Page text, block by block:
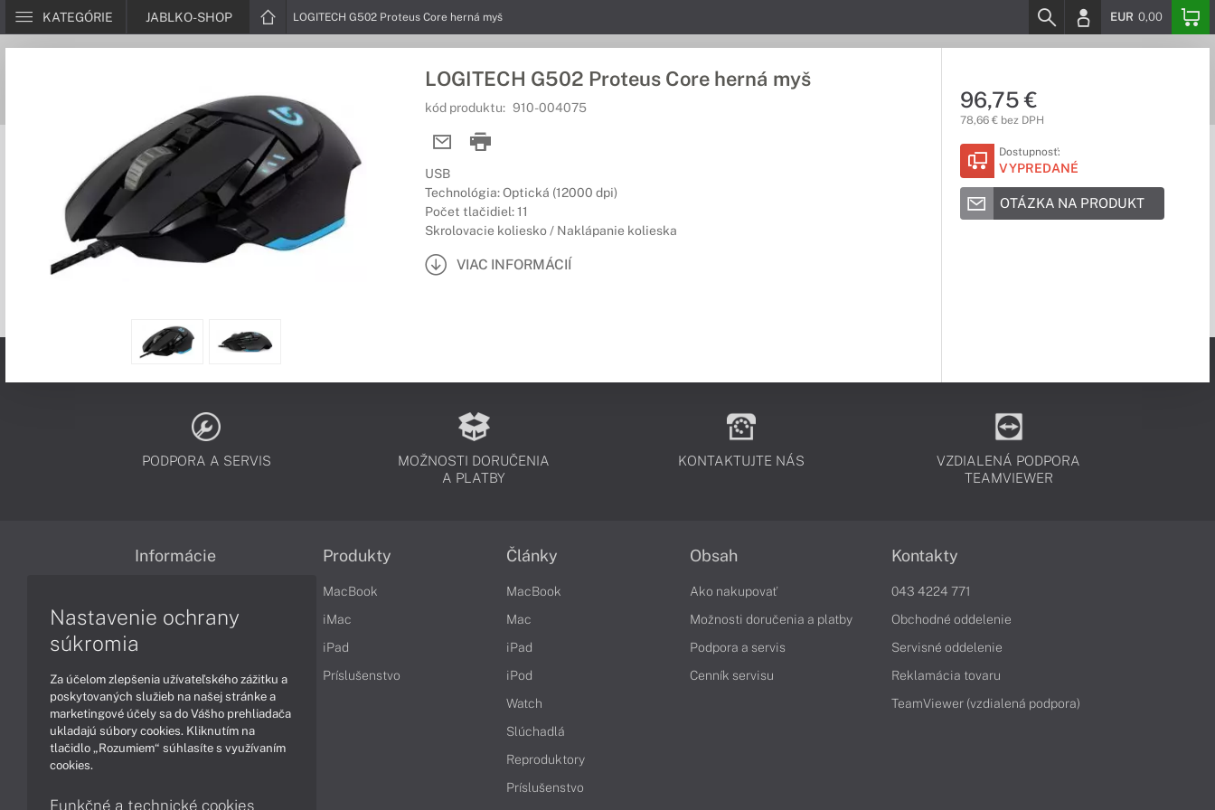
KATEGÓRIE JABLKO-SHOP LOGITECH G502 Proteus Core herná myš EUR 0,00
LOGITECH G502 Proteus Core herná myš
kód produktu: 910-004075
USB
Technológia: Optická (12000 dpi)
Počet tlačidiel: 11
Skrolovacie koliesko / Naklápanie kolieska
VIAC INFORMÁCIÍ
96,75 €
78,66 € bez DPH
Dostupnosť:
VYPREDANÉ
OTÁZKA NA PRODUKT
PODPORA A SERVIS
MOŽNOSTI DORUČENIA
A PLATBY
KONTAKTUJTE NÁS
VZDIALENÁ PODPORA
TEAMVIEWER
Informácie
Reklamačné podmienky
Ochrana osobných údajov
Vrátenie tovaru
Vyhlásenie o prístupnosti
Cookies
Produkty
MacBook
iMac
iPad
Príslušenstvo
Články
MacBook
Mac
iPad
iPod
Watch
Slúchadlá
Reproduktory
Príslušenstvo
Obsah
Ako nakupovať
Možnosti doručenia a platby
Podpora a servis
Cenník servisu
Kontakty
043 4224 771
Obchodné oddelenie
Servisné oddelenie
Reklamácia tovaru
TeamViewer (vzdialená podpora)
Nastavenie ochrany
súkromia
Za účelom zlepšenia užívateľského zážitku a
poskytovaných služieb na našej stránke a
marketingové účely sa do Vášho prehliadača
ukladajú súbory cookies. Kliknutím na
tlačidlo „Rozumiem“ súhlasíte s využívaním
cookies.
Funkčné a technické cookies